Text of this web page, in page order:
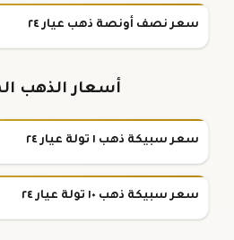
سعر نصف أونصة ذهب عيار ٢٤
أسعار الذهب
سعر سبيكة ذهب ١ تولة عيار ٢٤
سعر سبيكة ذهب ١٠ تولة عيار ٢٤